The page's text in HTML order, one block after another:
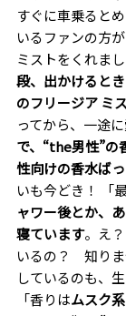
すぐに車乗ると
いるファンの方
ミストをくれま
段、出かけると
のフリージア ミス
ってから、一途
で、“the男性”の
性向けの香水ば
いも今どき！ 「
ャワー後とか、
寝ています。え
いるの？ 知りま
しているのも、
「香りはムスク系